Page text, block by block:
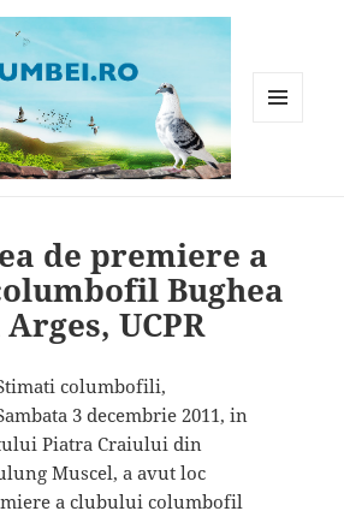
de premiere a
Bughea
UCPR
columbofili,
3 decembrie 2011, in
Piatra Craiului din
Muscel, a avut loc
a clubului columbofil